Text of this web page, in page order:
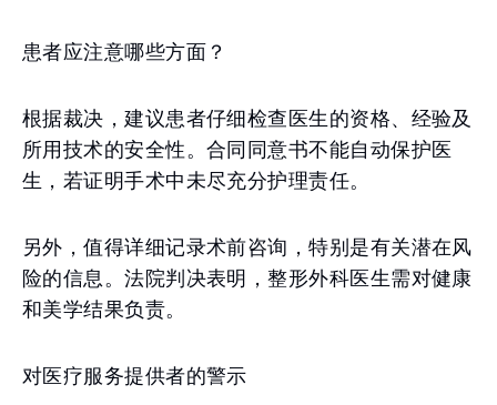
患者应注意哪些方面？
根据裁决，建议患者仔细检查医生的资格、经验及
所用技术的安全性。合同同意书不能自动保护医
生，若证明手术中未尽充分护理责任。
另外，值得详细记录术前咨询，特别是有关潜在风
险的信息。法院判决表明，整形外科医生需对健康
和美学结果负责。
对医疗服务提供者的警示